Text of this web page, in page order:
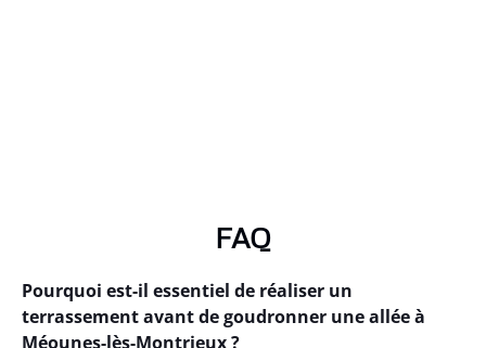
FAQ
Pourquoi est-il essentiel de réaliser un
terrassement avant de goudronner une allée à
Méounes-lès-Montrieux ?